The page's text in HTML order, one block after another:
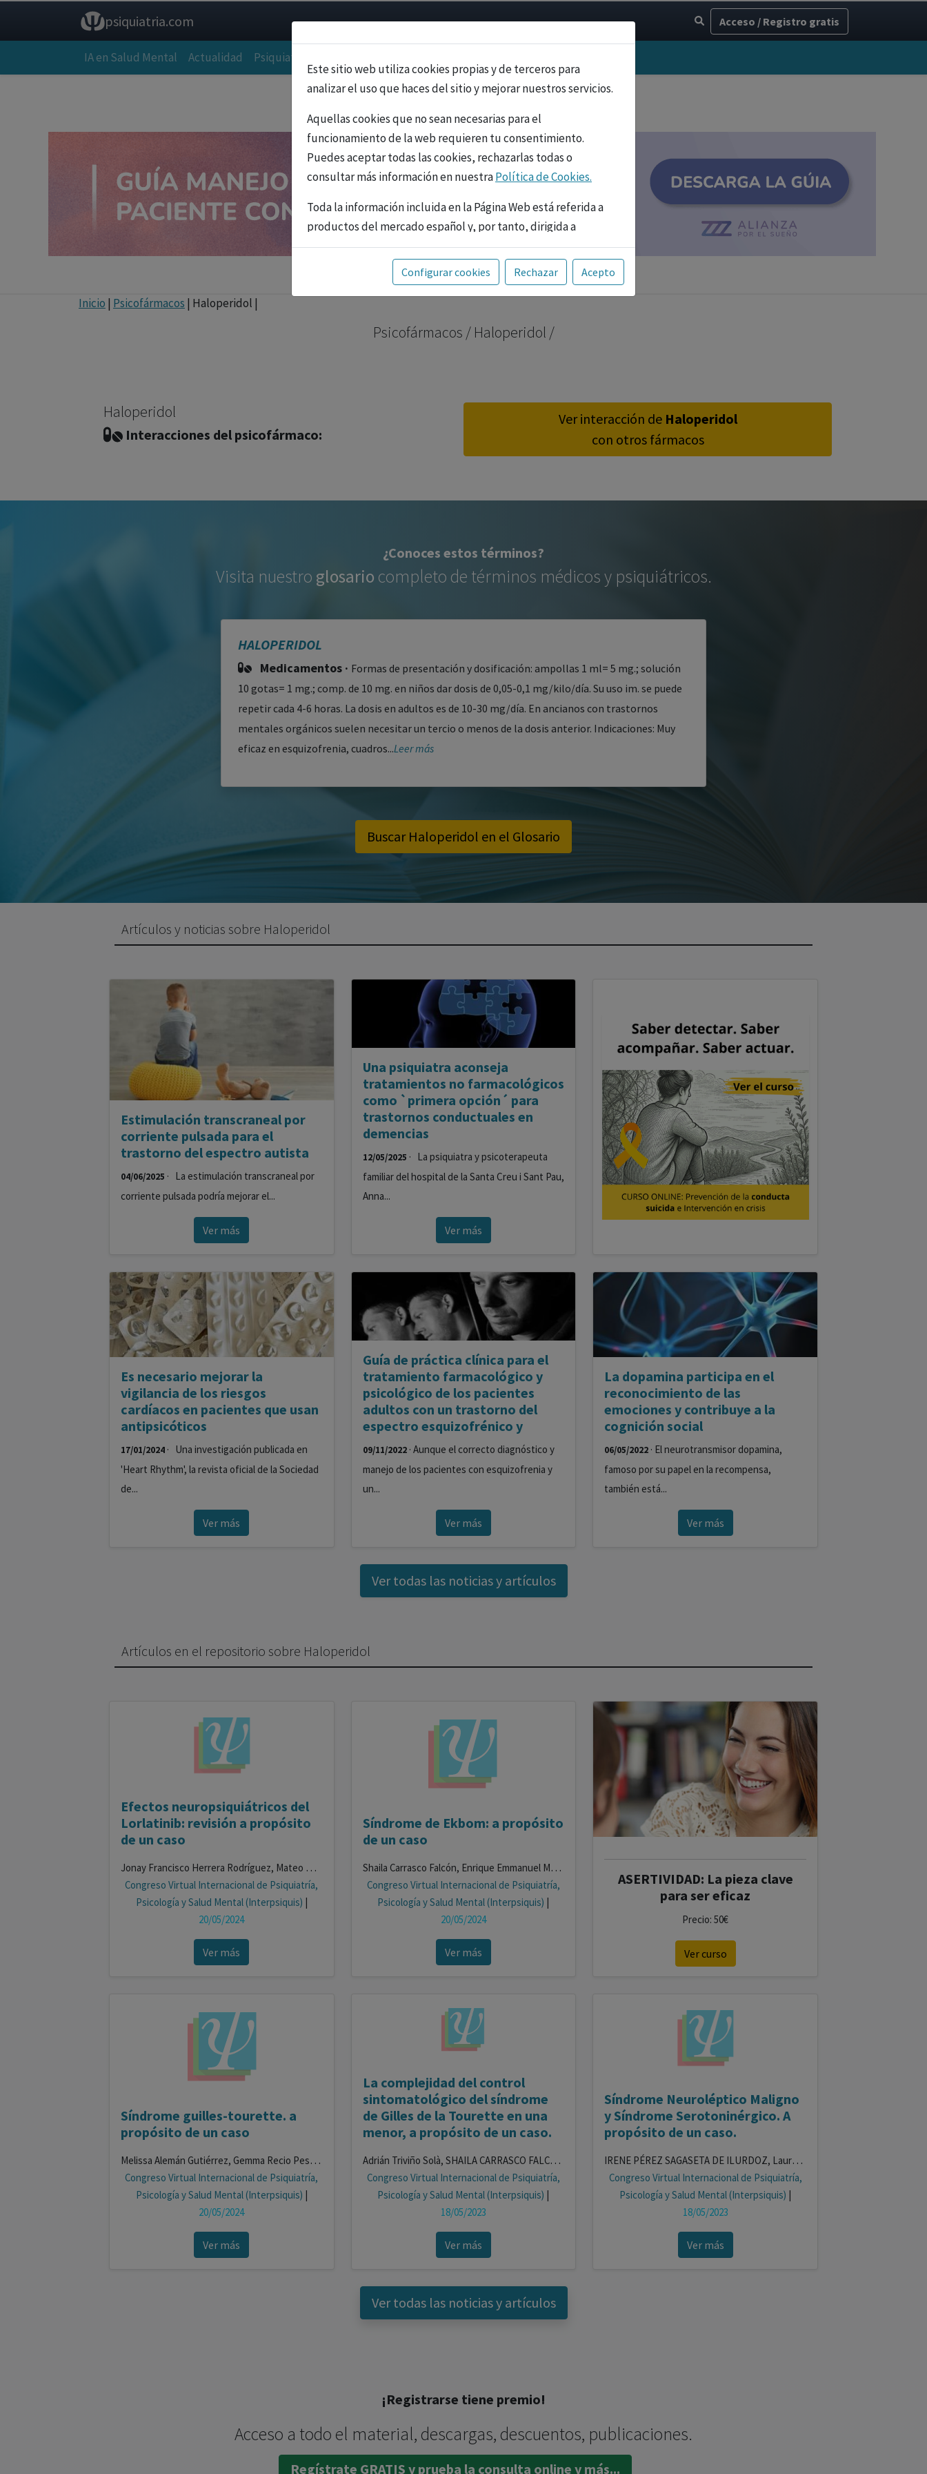
psiquiatria.com Acceso / Registro gratis
IA en Salud Mental Actualidad Psiquiatría
Este sitio web utiliza cookies propias y de terceros para
analizar el uso que haces del sitio y mejorar nuestros servicios.
Aquellas cookies que no sean necesarias para el
funcionamiento de la web requieren tu consentimiento.
Puedes aceptar todas las cookies, rechazarlas todas o
consultar más información en nuestraPolítica de Cookies.
Toda la información incluida en la Página Web está referida a
productos del mercado español y, por tanto, dirigida a
profesionales sanitarios legalmente facultados para
prescribir o dispensar medicamentos con ejercicio
profesional. La información técnica de los fármacos se facilita
los profesionales facultados prescribir medicamentos y
decidir, en cada caso concreto, el tratamiento más adecuado
Configurar cookies Rechazar Acepto
Inicio | Psicofármacos | Haloperidol |
Psicofármacos / Haloperidol /
Haloperidol
Interacciones del psicofármaco:
Ver interacción de Haloperidol
con otros fármacos
¿Conoces estos términos?
Visita nuestro glosario completo de términos médicos y psiquiátricos.
HALOPERIDOL
Medicamentos · Formas de presentación y dosificación: ampollas 1 ml= 5 mg.; solución
10 gotas= 1 mg.; comp. de 10 mg. en niños dar dosis de 0,05-0,1 mg/kilo/día. Su uso im. se puede
repetir cada 4-6 horas. La dosis en adultos es de 10-30 mg/día. En ancianos con trastornos
mentales orgánicos suelen necesitar un tercio o menos de la dosis anterior. Indicaciones: Muy
eficaz en esquizofrenia, cuadros...Leer más
Buscar Haloperidol en el Glosario
Artículos y noticias sobre Haloperidol
Estimulación transcraneal por
corriente pulsada para el
trastorno del espectro autista
04/06/2025 · La estimulación transcraneal por
corriente pulsada podría mejorar el...
Ver más
Una psiquiatra aconseja
tratamientos no farmacológicos
como `primera opción´ para
trastornos conductuales en
demencias
12/05/2025 · La psiquiatra y psicoterapeuta
familiar del hospital de la Santa Creu i Sant Pau,
Anna...
Ver más
Es necesario mejorar la
vigilancia de los riesgos
cardíacos en pacientes que usan
antipsicóticos
17/01/2024 · Una investigación publicada en
'Heart Rhythm', la revista oficial de la Sociedad
de...
Ver más
Guía de práctica clínica para el
tratamiento farmacológico y
psicológico de los pacientes
adultos con un trastorno del
espectro esquizofrénico y
09/11/2022· Aunque el correcto diagnóstico y
manejo de los pacientes con esquizofrenia y
un...
Ver más
La dopamina participa en el
reconocimiento de las
emociones y contribuye a la
cognición social
06/05/2022 · El neurotransmisor dopamina,
famoso por su papel en la recompensa,
también está...
Ver más
Ver todas las noticias y artículos
Artículos en el repositorio sobre Haloperidol
Efectos neuropsiquiátricos del
Lorlatinib: revisión a propósito
de un caso
Jonay Francisco Herrera Rodríguez, Mateo Gallego Restrepo, Sara María Rivero Hernández, Javier Sánchez González, Alexandra Collazo Lora, María Pérez Colomina
Congreso Virtual Internacional de Psiquiatría,
Psicología y Salud Mental (Interpsiquis) |
20/05/2024
Ver más
Síndrome de Ekbom: a propósito
de un caso
Shaila Carrasco Falcón, Enrique Emmanuel Morales Castellano, Carolina García González, Astrid María Morales Rivero, Paula Rivero Rodríguez, Marina Martínez Grimal
Congreso Virtual Internacional de Psiquiatría,
Psicología y Salud Mental (Interpsiquis) |
20/05/2024
Ver más
ASERTIVIDAD: La pieza clave
para ser eficaz
Precio: 50€
Ver curso
Síndrome guilles-tourette. a
propósito de un caso
Melissa Alemán Gutiérrez, Gemma Recio Pescador, Raquel Morcillo Morcillo, Julen Alonso Mejide
Congreso Virtual Internacional de Psiquiatría,
Psicología y Salud Mental (Interpsiquis) |
20/05/2024
Ver más
La complejidad del control
sintomatológico del síndrome
de Gilles de la Tourette en una
menor, a propósito de un caso.
Adrián Triviño Solà, SHAILA CARRASCO FALCÓN, BELÉN DEL CARMEN ALEMÁN GUTIÉRREZ, YLENIA DEL CARMEN LEÓN CARRILLO, JONAY FRANCISCO HERRERA RODRÍGUEZ
Congreso Virtual Internacional de Psiquiatría,
Psicología y Salud Mental (Interpsiquis) |
18/05/2023
Ver más
Síndrome Neuroléptico Maligno
y Síndrome Serotoninérgico. A
propósito de un caso.
IRENE PÉREZ SAGASETA DE ILURDOZ, Laura María Torres Tejera, Alba Isabel Crisóstomo Siverio, César Cárdenes Moreno, José Juan Tascón Cervera, Juan Fernando Dorta González
Congreso Virtual Internacional de Psiquiatría,
Psicología y Salud Mental (Interpsiquis) |
18/05/2023
Ver más
Ver todas las noticias y artículos
¡Registrarse tiene premio!
Acceso a todo el material, descargas, descuentos, publicaciones.
Regístrate GRATIS y prueba la consulta online y más...